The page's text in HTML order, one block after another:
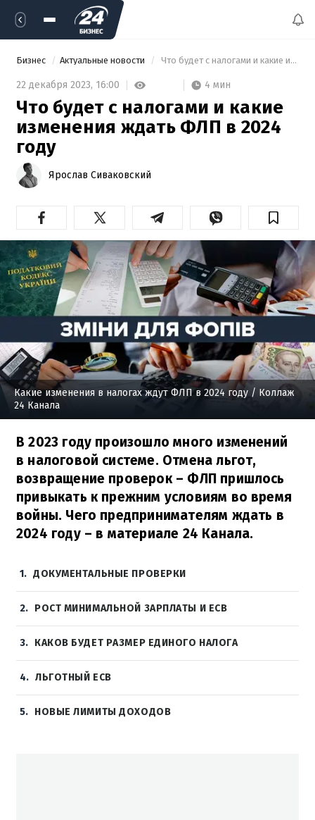
Бизнес Актуальные новости Что будет с налогами и какие изменения ждать ФЛП в 2024 году
22 декабря 2023, 16:00 4 мин
Что будет с налогами и какие
изменения ждать ФЛП в 2024
году
Ярослав Сиваковский
Какие изменения в налогах ждут ФЛП в 2024 году / Коллаж
24 Канала
В 2023 году произошло много изменений
в налоговой системе. Отмена льгот,
возвращение проверок – ФЛП пришлось
привыкать к прежним условиям во время
войны. Чего предпринимателям ждать в
2024 году – в материале 24 Канала.
1 ДОКУМЕНТАЛЬНЫЕ ПРОВЕРКИ
2 РОСТ МИНИМАЛЬНОЙ ЗАРПЛАТЫ И ЕСВ
3 КАКОВ БУДЕТ РАЗМЕР ЕДИНОГО НАЛОГА
4 ЛЬГОТНЫЙ ЕСВ
5 НОВЫЕ ЛИМИТЫ ДОХОДОВ